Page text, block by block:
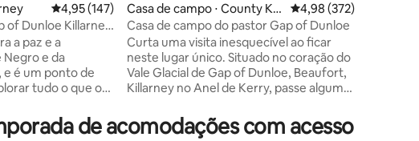
avaliações4,95 de uma avaliação média de 5, 147 avaliações
4,95 (147)
Killarney
a paz e a
Negro e da
é um ponto de
tudo o que o
de Reeks com
Lago Superior de
Casa de campo ⋅ County Ke
rry
4,98 de uma avaliação
4,98 (372)
Casa de campo do pastor Gap of Dunloe
Curta uma visita inesquecível ao ficar
neste lugar único. Situado no coração do
Vale Glacial de Gap of Dunloe, Beaufort,
Killarney no Anel de Kerry, passe algum
restaurado com carinho. O alojamento é
composto por uma cama king no andar
de acomodações com acesso